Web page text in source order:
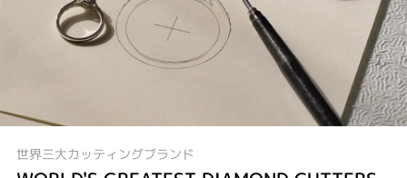
世界三大カッティングブランド